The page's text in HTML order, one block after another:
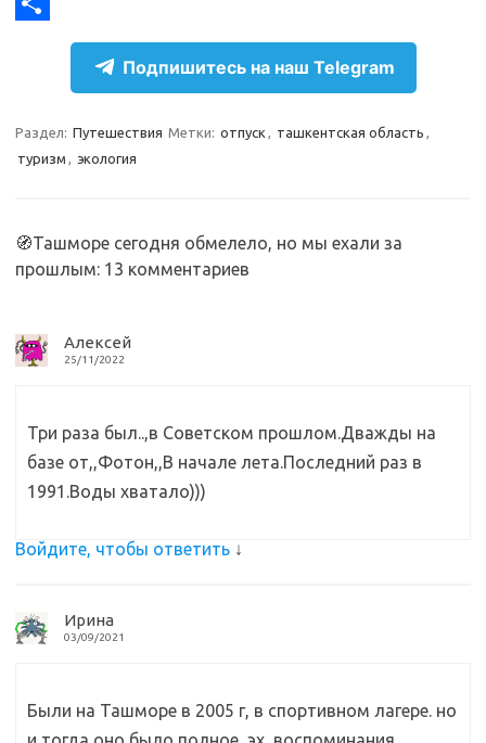
s
i
k
b
k
р
и
т
Подпишитесь на наш Telegram
Раздел: Путешествия Метки: отпуск , ташкентская область ,
туризм , экология
🧭Ташморе сегодня обмелело, но мы ехали за
прошлым: 13 комментариев
Алексей
25/11/2022
Три раза был..,в Советском прошлом.Дважды на
базе от,,Фотон,,В начале лета.Последний раз в
1991.Воды хватало)))
Войдите, чтобы ответить ↓
Ирина
03/09/2021
Были на Ташморе в 2005 г, в спортивном лагере. но